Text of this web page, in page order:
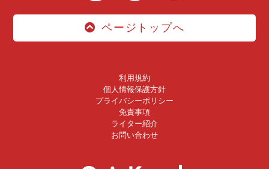
ページトップへ
利用規約
個人情報保護方針
プライバシーポリシー
免責事項
ライター紹介
お問い合わせ